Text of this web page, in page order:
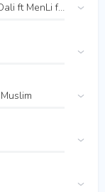
Ynamly Gorky - G.Saryyewa ft Syke Dali ft MenLi ft AiNa